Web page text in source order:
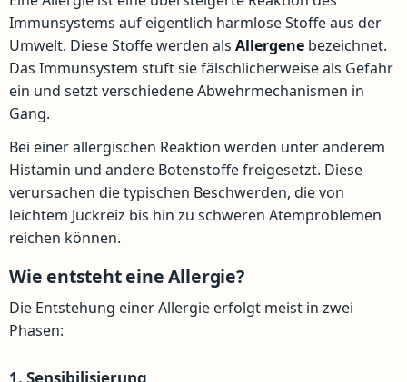
Immunsystems auf eigentlich harmlose Stoffe aus der
Umwelt. Diese Stoffe werden als Allergene bezeichnet.
Das Immunsystem stuft sie fälschlicherweise als Gefahr
ein und setzt verschiedene Abwehrmechanismen in
Gang.
Bei einer allergischen Reaktion werden unter anderem
Histamin und andere Botenstoffe freigesetzt. Diese
verursachen die typischen Beschwerden, die von
leichtem Juckreiz bis hin zu schweren Atemproblemen
reichen können.
Wie entsteht eine Allergie?
Die Entstehung einer Allergie erfolgt meist in zwei
Phasen: